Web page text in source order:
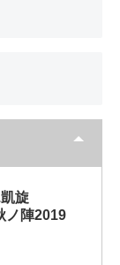
旋
ノ陣2019